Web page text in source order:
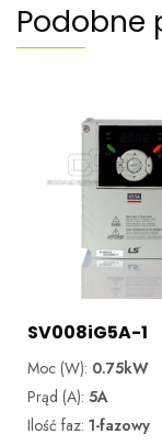
Podobne
SV008iG5A-1
Moc (W): 0.75kW
Prąd (A): 5A
Ilość faz: 1-fazowy